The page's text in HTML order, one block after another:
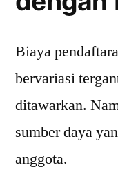
Biaya
bervariasi
ditawarkan.
sumber daya
anggota.